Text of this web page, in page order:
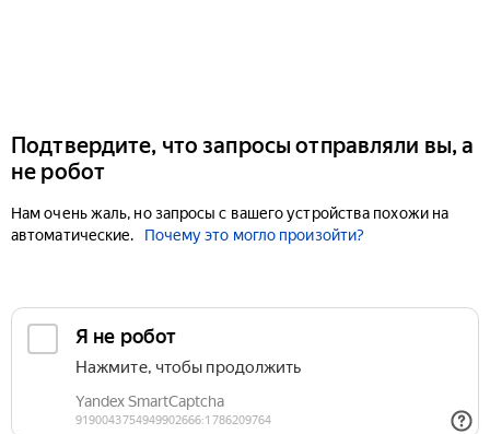
Подтвердите, что запросы отправляли вы, а
не робот
Нам очень жаль, но запросы с вашего устройства похожи на
автоматические.
Почему это могло произойти?